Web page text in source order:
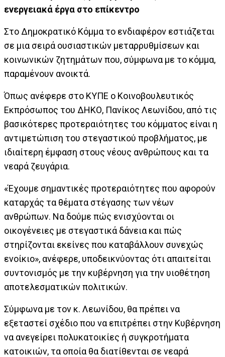
ενεργειακά έργα στο επίκεντρο
Στο Δημοκρατικό Κόμμα το ενδιαφέρον εστιάζεται
σε μια σειρά ουσιαστικών μεταρρυθμίσεων και
κοινωνικών ζητημάτων που, σύμφωνα με το κόμμα,
παραμένουν ανοικτά.
Όπως ανέφερε στο ΚΥΠΕ ο Κοινοβουλευτικός
Εκπρόσωπος του ΔΗΚΟ, Πανίκος Λεωνίδου, από τις
βασικότερες προτεραιότητες του κόμματος είναι η
αντιμετώπιση του στεγαστικού προβλήματος, με
ιδιαίτερη έμφαση στους νέους ανθρώπους και τα
νεαρά ζευγάρια.
«Έχουμε σημαντικές προτεραιότητες που αφορούν
καταρχάς τα θέματα στέγασης των νέων
ανθρώπων. Να δούμε πώς ενισχύονται οι
οικογένειες με στεγαστικά δάνεια και πώς
στηρίζονται εκείνες που καταβάλλουν συνεχώς
ενοίκιο», ανέφερε, υποδεικνύοντας ότι απαιτείται
συντονισμός με την κυβέρνηση για την υιοθέτηση
αποτελεσματικών πολιτικών.
Σύμφωνα με τον κ. Λεωνίδου, θα πρέπει να
εξεταστεί σχέδιο που να επιτρέπει στην Κυβέρνηση
να ανεγείρει πολυκατοικίες ή συγκροτήματα
κατοικιών, τα οποία θα διατίθενται σε νεαρά